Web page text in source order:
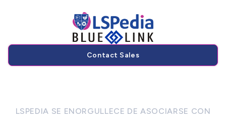
Contact Sales
LSPEDIA SE ENORGULLECE DE ASOCIARSE CON